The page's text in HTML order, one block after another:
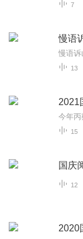
7
慢语
13
2021
15
国庆
12
2020